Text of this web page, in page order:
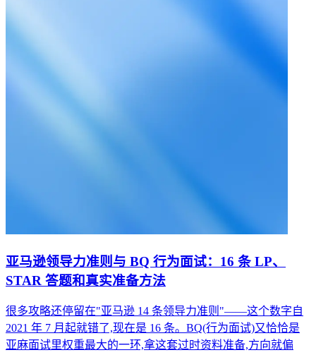
亚马逊领导力准则与 BQ 行为面试：16 条 LP、
STAR 答题和真实准备方法
很多攻略还停留在"亚马逊 14 条领导力准则"——这个数字自
2021 年 7 月起就错了,现在是 16 条。BQ(行为面试)又恰恰是
亚麻面试里权重最大的一环,拿这套过时资料准备,方向就偏